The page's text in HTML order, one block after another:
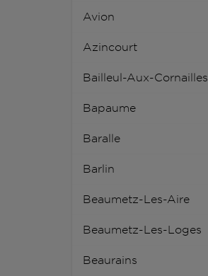
Avion
Azincourt
Bailleul-Aux-Cornailles
Bapaume
Baralle
Barlin
Beaumetz-Les-Aire
Beaumetz-Les-Loges
Beaurains